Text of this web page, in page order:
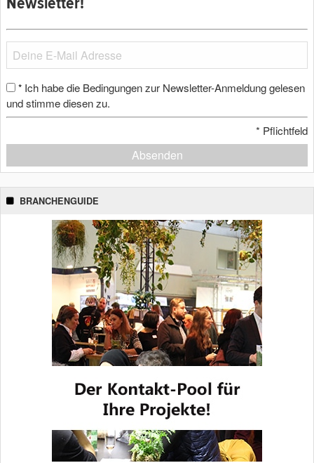
* Ich habe die Bedingungen zur Newsletter-Anmeldung gelesen
und stimme diesen zu.
* Pflichtfeld
Absenden
BRANCHENGUIDE